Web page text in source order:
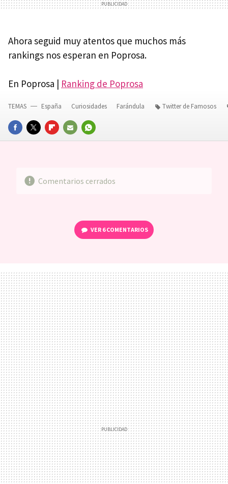
Ahora seguid muy atentos que muchos más
rankings nos esperan en Poprosa.
En Poprosa | Ranking de Poprosa
FACEBOOKTWITTERFLIPBOARD
E-
WHATSAPP
TEMAS España Curiosidades Farándula Twitter de Famosos
Comentarios cerrados
VER 6 COMENTARIOS